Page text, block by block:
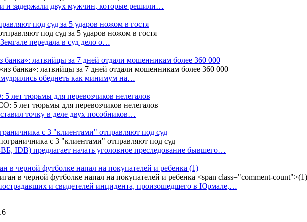
и задержали двух мужчин, которые решили…
под суд за 5 ударов ножом в гостя
передала в суд дело о…
банка»: латвийцы за 7 дней отдали мошенникам более 360 000
обеднеть как минимум на…
лет тюрьмы для перевозчиков нелегалов
точку в деле двух пособников…
с 3 "клиентами" отправляют под суд
IDB) предлагает начать уголовное преследование бывшего…
в черной футболке напал на покупателей и ребенка (1)
и свидетелей инцидента, произошедшего в Юрмале,…